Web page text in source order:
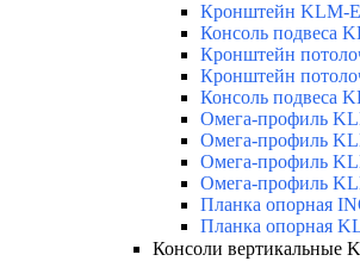
Кронштейн KLM-
Консоль подвеса
Кронштейн
Кронштейн
Консоль подвеса
Омега-профиль
Омега-профиль
Омега-профиль
Омега-профиль
Планка опорная
Планка опорная
Консоли вертикальные